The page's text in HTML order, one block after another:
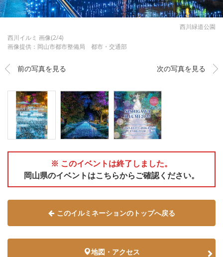
西川緑道公園
西川イルミ 画像(2/4)
画像提供：岡山市都市整備局 都市・交通部
前の写真を見る 次の写真を見る
※ このイベントは終了しました。
岡山県のイベントはこちらからご確認ください。
このイルミネーションのトップへ戻る
地図・アクセス